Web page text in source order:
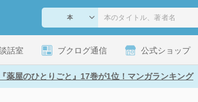
話室 ブクログ通信 公式ショップ
薬屋のひとりごと』17巻が1位！マンガランキング